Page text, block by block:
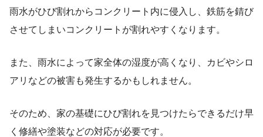
雨水がひび割れからコンクリート内に侵入し、鉄筋を錆び
させてしまいコンクリートが割れやすくなります。
また、 雨水によって家全体の湿度が高くなり、カビやシロ
アリなどの被害も発生するかもしれません。
そのため、家の基礎にひび割れを見つけたらできるだけ早
く修繕や塗装などの対応が必要です。